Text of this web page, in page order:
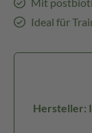
Ideal für
Hersteller: